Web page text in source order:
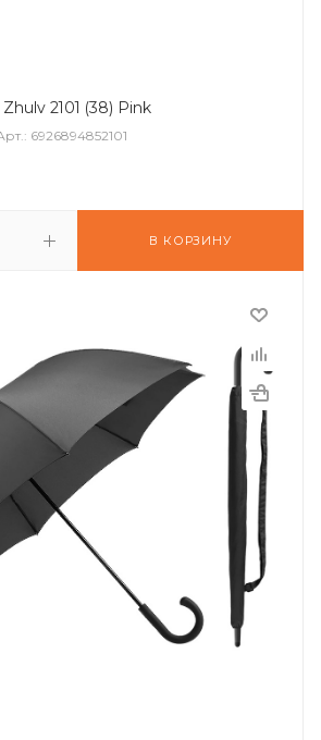
2101 (38) Pink
6926894852101
В КОРЗИНУ